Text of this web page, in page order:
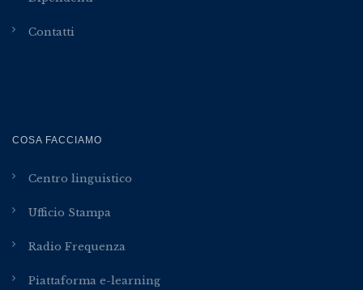
Contatti
COSA FACCIAMO
Centro linguistico
Ufficio Stampa
Radio Frequenza
Piattaforma e-learning